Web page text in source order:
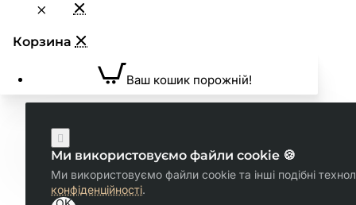
Ваш кошик порожній!
Ми використовуємо файли cookie 🍪
Ми використовуємо файли cookie та інші подібні
конфіденційності.